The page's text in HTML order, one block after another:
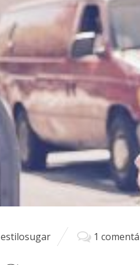
estilosugar 1